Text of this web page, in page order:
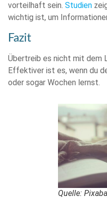
vorteilhaft sein. Studien
wichtig ist, um
Fazit
Übertreib es nicht mit dem
Effektiver ist es, wenn du
oder sogar Wochen lernst.
Quelle: